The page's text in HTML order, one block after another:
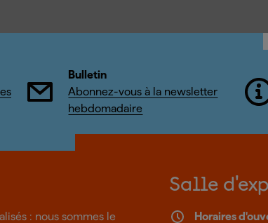
Bulletin
Abonnez-vous à la newsletter
hebdomadaire
: nous sommes le
Salle
Horaires